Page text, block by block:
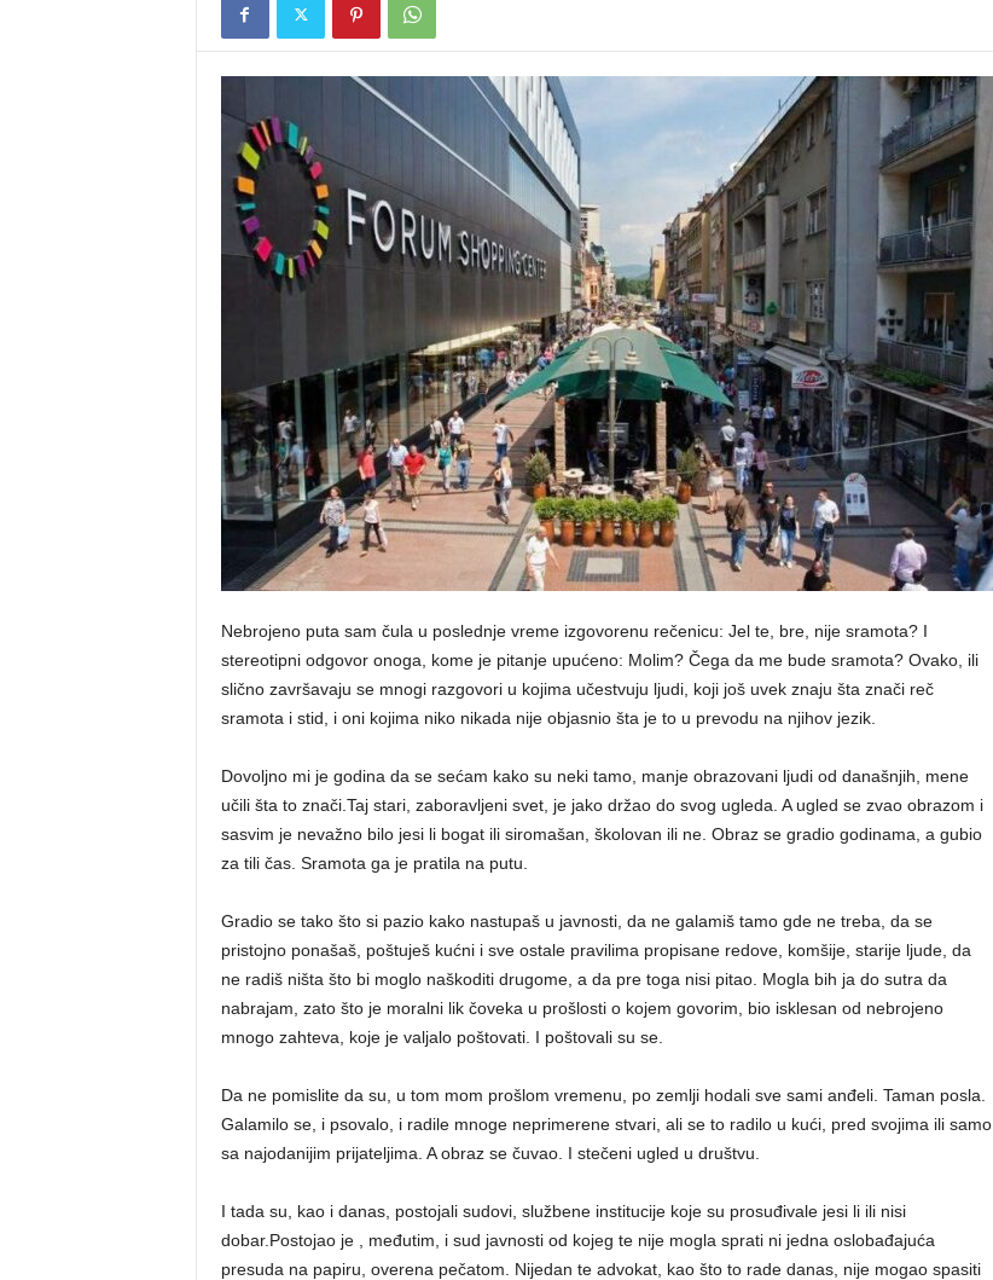
Nebrojeno puta sam čula u poslednje vreme izgovorenu rečenicu: Jel te, bre, nije sramota? I
stereotipni odgovor onoga, kome je pitanje upućeno: Molim? Čega da me bude sramota? Ovako, ili
slično završavaju se mnogi razgovori u kojima učestvuju ljudi, koji još uvek znaju šta znači reč
sramota i stid, i oni kojima niko nikada nije objasnio šta je to u prevodu na njihov jezik.
Dovoljno mi je godina da se sećam kako su neki tamo, manje obrazovani ljudi od današnjih, mene
učili šta to znači.Taj stari, zaboravljeni svet, je jako držao do svog ugleda. A ugled se zvao obrazom i
sasvim je nevažno bilo jesi li bogat ili siromašan, školovan ili ne. Obraz se gradio godinama, a gubio
za tili čas. Sramota ga je pratila na putu.
Gradio se tako što si pazio kako nastupaš u javnosti, da ne galamiš tamo gde ne treba, da se
pristojno ponašaš, poštuješ kućni i sve ostale pravilima propisane redove, komšije, starije ljude, da
ne radiš ništa što bi moglo naškoditi drugome, a da pre toga nisi pitao. Mogla bih ja do sutra da
nabrajam, zato što je moralni lik čoveka u prošlosti o kojem govorim, bio isklesan od nebrojeno
mnogo zahteva, koje je valjalo poštovati. I poštovali su se.
Da ne pomislite da su, u tom mom prošlom vremenu, po zemlji hodali sve sami anđeli. Taman posla.
Galamilo se, i psovalo, i radile mnoge neprimerene stvari, ali se to radilo u kući, pred svojima ili samo
sa najodanijim prijateljima. A obraz se čuvao. I stečeni ugled u društvu.
I tada su, kao i danas, postojali sudovi, službene institucije koje su prosuđivale jesi li ili nisi
dobar.Postojao je , međutim, i sud javnosti od kojeg te nije mogla sprati ni jedna oslobađajuća
presuda na papiru, overena pečatom. Nijedan te advokat, kao što to rade danas, nije mogao spasiti